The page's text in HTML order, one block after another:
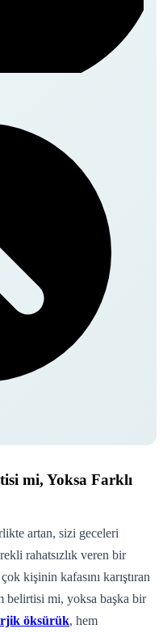
mi, Yoksa Farklı
artan, sizi geceleri
rahatsızlık veren bir
kişinin kafasını karıştıran
belirtisi mi, yoksa başka bir
öksürük, hem